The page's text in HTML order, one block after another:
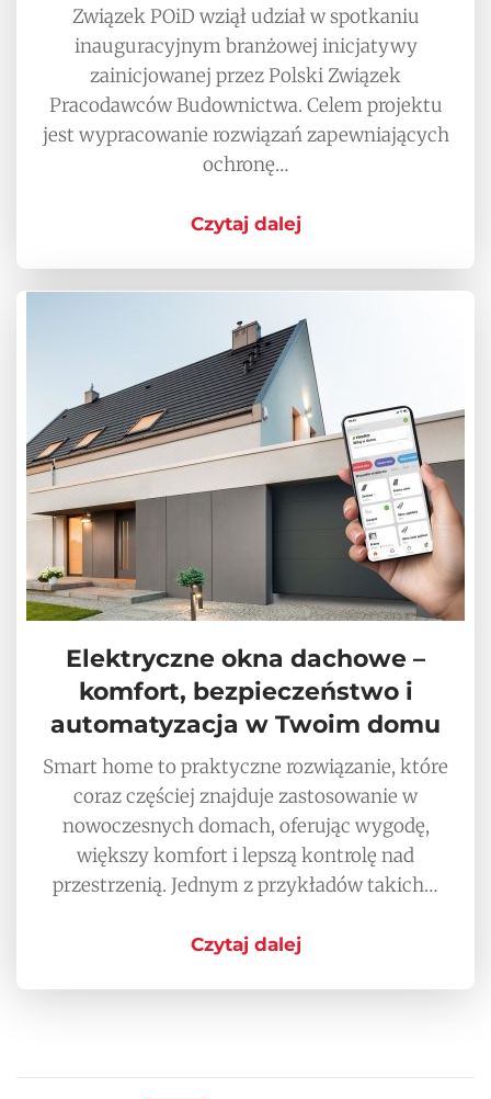
Związek POiD wziął udział w spotkaniu
inauguracyjnym branżowej inicjatywy
zainicjowanej przez Polski Związek
Pracodawców Budownictwa. Celem projektu
jest wypracowanie rozwiązań zapewniających
ochronę…
Czytaj dalej
Elektryczne okna dachowe –
komfort, bezpieczeństwo i
automatyzacja w Twoim domu
Smart home to praktyczne rozwiązanie, które
coraz częściej znajduje zastosowanie w
nowoczesnych domach, oferując wygodę,
większy komfort i lepszą kontrolę nad
przestrzenią. Jednym z przykładów takich…
Czytaj dalej